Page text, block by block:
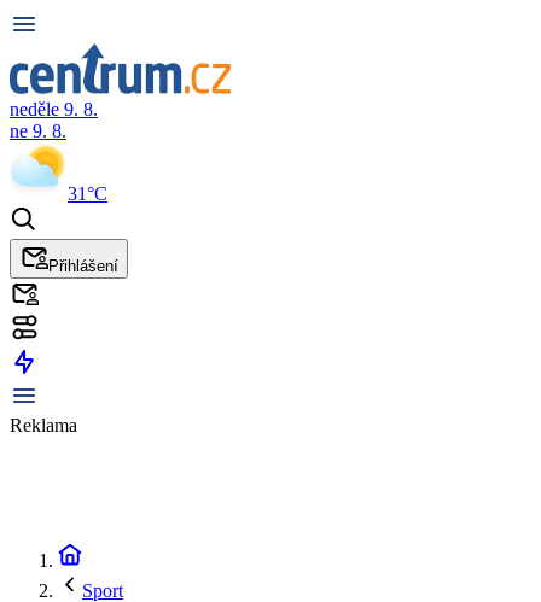
neděle 9. 8.
ne 9. 8.
31°C
Přihlášení
Reklama
Sport